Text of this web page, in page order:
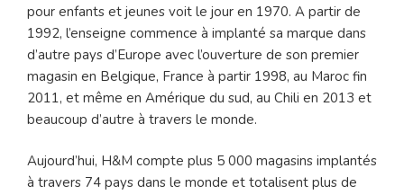
pour enfants et jeunes voit le jour en 1970. A partir de
1992, l’enseigne commence à implanté sa marque dans
d’autre pays d’Europe avec l’ouverture de son premier
magasin en Belgique, France à partir 1998, au Maroc fin
2011, et même en Amérique du sud, au Chili en 2013 et
beaucoup d’autre à travers le monde.
Aujourd’hui, H&M compte plus 5 000 magasins implantés
à travers 74 pays dans le monde et totalisent plus de